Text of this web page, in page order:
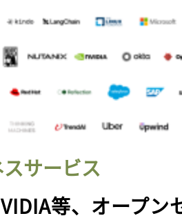
サービス
等、オープ